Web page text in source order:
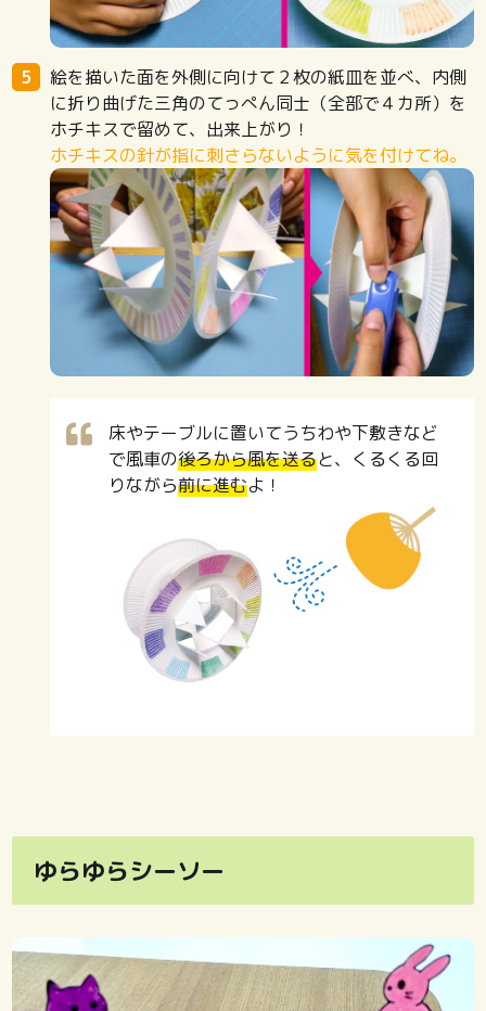
絵を描いた面を外側に向けて２枚の紙皿を並べ、内側
に折り曲げた三角のてっぺん同士（全部で４カ所）を
ホチキスで留めて、出来上がり！
ホチキスの針が指に刺さらないように気を付けてね。
床やテーブルに置いてうちわや下敷きなど
で風車の後ろから風を送ると、くるくる回
りながら前に進むよ！
ゆらゆらシーソー